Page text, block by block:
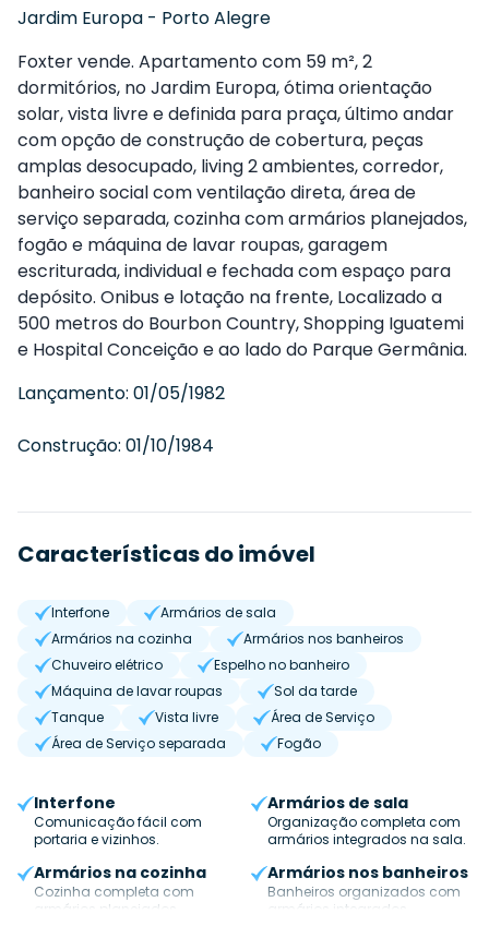
Jardim Europa - Porto Alegre
Foxter vende. Apartamento com 59 m², 2
dormitórios, no Jardim Europa, ótima orientação
solar, vista livre e definida para praça, último andar
com opção de construção de cobertura, peças
amplas desocupado, living 2 ambientes, corredor,
banheiro social com ventilação direta, área de
serviço separada, cozinha com armários planejados,
fogão e máquina de lavar roupas, garagem
escriturada, individual e fechada com espaço para
depósito. Onibus e lotação na frente, Localizado a
500 metros do Bourbon Country, Shopping Iguatemi
e Hospital Conceição e ao lado do Parque Germânia.
Lançamento: 01/05/1982
Construção: 01/10/1984
Características do imóvel
Interfone
Armários de sala
Armários na cozinha
Armários nos banheiros
Chuveiro elétrico
Espelho no banheiro
Máquina de lavar roupas
Sol da tarde
Tanque
Vista livre
Área de Serviço
Área de Serviço separada
Fogão
Interfone
Comunicação fácil com
portaria e vizinhos.
Armários de sala
Organização completa com
armários integrados na sala.
Armários na cozinha
Cozinha completa com
armários planejados.
Armários nos banheiros
Banheiros organizados com
armários integrados.